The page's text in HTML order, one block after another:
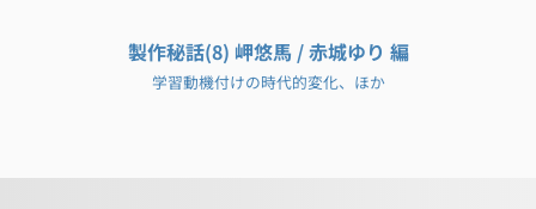
製作秘話(8) 岬悠馬 / 赤城ゆり 編
学習動機付けの時代的変化、ほか